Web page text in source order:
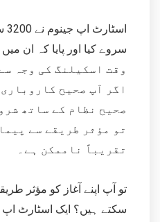
وقت اسکیلنگ کی وجہ
اگر آپ صحیح
صحیح نظام کے ساتھ
تو مؤثر طریقے سے
تقریباً ناممکن ہے۔
تو آپ اپنے آغاز کو مؤثر
سکتے ہیں؟ ایک اسٹارٹ